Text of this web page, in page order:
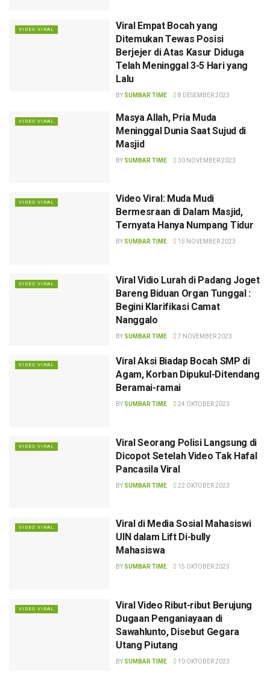
VIDEO VIRAL
Viral Empat Bocah yang
Ditemukan Tewas Posisi
Berjejer di Atas Kasur Diduga
Telah Meninggal 3-5 Hari yang
Lalu
BY SUMBAR TIME 8 DESEMBER 2023
VIDEO VIRAL
Masya Allah, Pria Muda
Meninggal Dunia Saat Sujud di
Masjid
BY SUMBAR TIME 30 NOVEMBER 2023
VIDEO VIRAL
Video Viral: Muda Mudi
Bermesraan di Dalam Masjid,
Ternyata Hanya Numpang Tidur
BY SUMBAR TIME 15 NOVEMBER 2023
VIDEO VIRAL
Viral Vidio Lurah di Padang Joget
Bareng Biduan Organ Tunggal :
Begini Klarifikasi Camat
Nanggalo
BY SUMBAR TIME 7 NOVEMBER 2023
VIDEO VIRAL
Viral Aksi Biadap Bocah SMP di
Agam, Korban Dipukul-Ditendang
Beramai-ramai
BY SUMBAR TIME 24 OKTOBER 2023
VIDEO VIRAL
Viral Seorang Polisi Langsung di
Dicopot Setelah Video Tak Hafal
Pancasila Viral
BY SUMBAR TIME 22 OKTOBER 2023
VIDEO VIRAL
Viral di Media Sosial Mahasiswi
UIN dalam Lift Di-bully
Mahasiswa
BY SUMBAR TIME 15 OKTOBER 2023
VIDEO VIRAL
Viral Video Ribut-ribut Berujung
Dugaan Penganiayaan di
Sawahlunto, Disebut Gegara
Utang Piutang
BY SUMBAR TIME 10 OKTOBER 2023